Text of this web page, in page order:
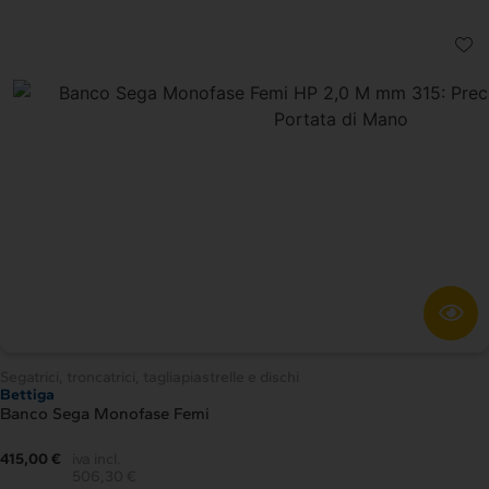
Bettiga
Banco Sega Monofase Femi
415,00 €